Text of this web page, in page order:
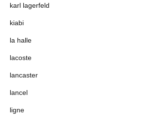
karl lagerfeld
kiabi
la halle
lacoste
lancaster
lancel
ligne